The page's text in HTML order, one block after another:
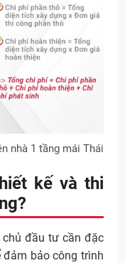
nhà 1 tầng mái Thái
kế và thi
đầu tư cần đặc
bảo công trình